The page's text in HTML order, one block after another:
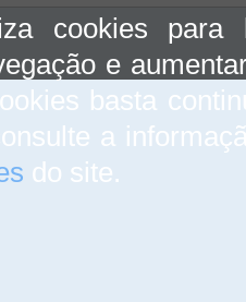
cookies para
e
basta
a
do site.